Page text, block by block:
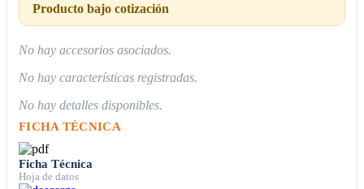
Producto bajo cotización
No hay accesorios asociados.
No hay características registradas.
No hay detalles disponibles.
FICHA TÉCNICA
Ficha Técnica
Hoja de datos